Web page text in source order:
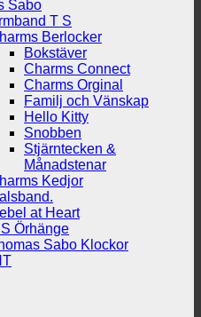
Sabo
T S
Berlocker
Bokstäver
Charms Connect
Charms Orginal
Familj och Vänskap
Hello Kitty
Snobben
Stjärntecken &
Månadstenar
Kedjor
at Heart
Örhänge
Sabo Klockor